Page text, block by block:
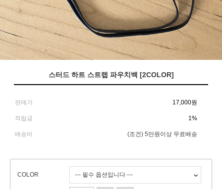
스터드 하트 스트랩 파우치백 [2COLOR]
판매가 17,000원
적립금 1%
배송비 (조건) 5만원이상 무료배송
COLOR